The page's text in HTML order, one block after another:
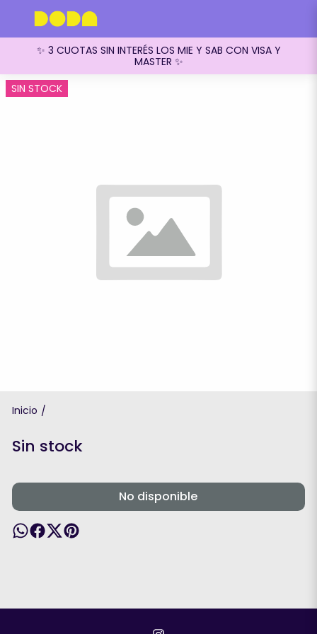
✨ 3 CUOTAS SIN INTERÉS LOS MIE Y SAB CON VISA Y
MASTER ✨
SIN STOCK
Inicio /
Sin stock
No disponible